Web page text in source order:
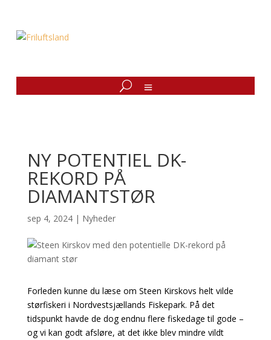
NY POTENTIEL DK-
REKORD PÅ
DIAMANTSTØR
sep 4, 2024| Nyheder
Forleden kunne du læse om Steen Kirskovs helt vilde
størfiskeri i Nordvestsjællands Fiskepark. På det
tidspunkt havde de dog endnu flere fiskedage til gode –
og vi kan godt afsløre, at det ikke blev mindre vildt